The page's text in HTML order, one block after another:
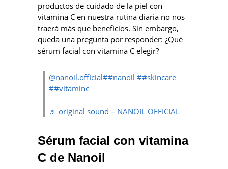
productos de cuidado de la piel con
vitamina C en nuestra rutina diaria no nos
traerá más que beneficios. Sin embargo,
queda una pregunta por responder: ¿Qué
sérum facial con vitamina C elegir?
@nanoil.official##nanoil ##skincare
##vitaminc
♬ original sound – NANOIL OFFICIAL
Sérum facial con vitamina
C de Nanoil